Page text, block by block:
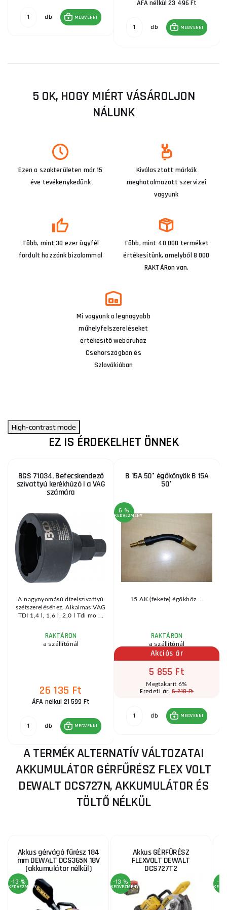
db MEGVENNI
ÁFA nélkül 23 496 Ft
db MEGVENNI
5 OK, HOGY MIÉRT VÁSÁROLJON
NÁLUNK
Ezen a szakterületen már 15
éve tevékenykedünk
Kiválasztott márkák
meghatalmazott szervizei
vagyunk
Több, mint 30 ezer ügyfél
fordult hozzánk bizalommal
Több, mint 40 000 terméket
értékesítünk, amelyből 8 000
RAKTÁRon van.
Mi vagyunk a legnagyobb
műhelyfelszereléseket
értékesítő webáruház
Csehországban és
Szlovákiában
High-contrast mode
EZ IS ÉRDEKELHET ÖNNEK
BGS 71034, Befecskendező
szivattyú kerékhúzó | a VAG
számára
A nagynyomású dízelszivattyú
szétszereléséhez. Alkalmas VAG
TDI 1,4 l, 1,6 l, 2,0 l Tdi mo ...
RAKTÁRON
a szállítónál
26 135 Ft
ÁFA nélkül 21 599 Ft
db MEGVENNI
B 15A 50° égőkönyök B 15A
50°
6 %
KEDVEZMÉNY
15 AK.(fekete) égőkhöz ...
RAKTÁRON
a szállítónál
Akciós ár
5 855 Ft
Megtakarít 6%
Eredeti ár:6 210 Ft
db MEGVENNI
A TERMÉK ALTERNATÍV VÁLTOZATAI
AKKUMULÁTOR GÉRFŰRÉSZ FLEX VOLT
DEWALT DCS727N, AKKUMULÁTOR ÉS
TÖLTŐ NÉLKÜL
Akkus gérvágó fűrész 184
mm DEWALT DCS365N 18V
(akkumulátor nélkül)
-13 %
KEDVEZMÉNY
Akkus GÉRFŰRÉSZ
FLEXVOLT DEWALT
DCS727T2
-13 %
KEDVEZMÉNY
-9